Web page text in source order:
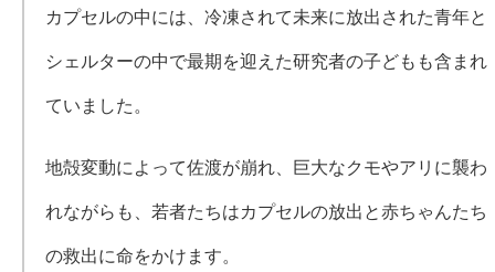
カプセルの中には、冷凍されて未来に放出された青年と
シェルターの中で最期を迎えた研究者の子どもも含まれ
ていました。
地殻変動によって佐渡が崩れ、巨大なクモやアリに襲わ
れながらも、若者たちはカプセルの放出と赤ちゃんたち
の救出に命をかけます。